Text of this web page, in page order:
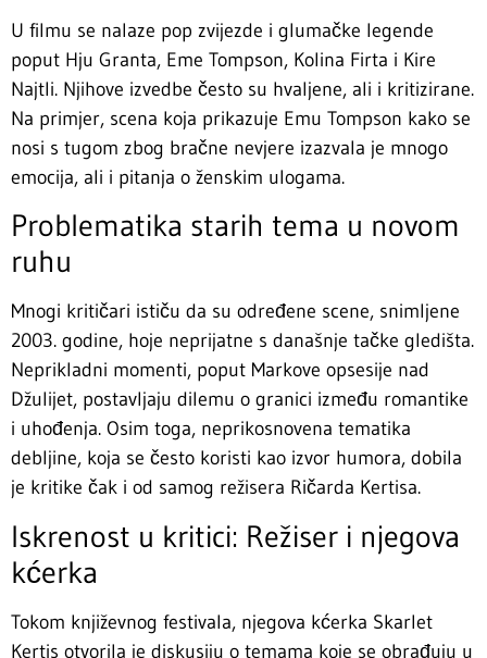
U filmu se nalaze pop zvijezde i glumačke legende
poput Hju Granta, Eme Tompson, Kolina Firta i Kire
Najtli. Njihove izvedbe često su hvaljene, ali i kritizirane.
Na primjer, scena koja prikazuje Emu Tompson kako se
nosi s tugom zbog bračne nevjere izazvala je mnogo
emocija, ali i pitanja o ženskim ulogama.
Problematika starih tema u novom
ruhu
Mnogi kritičari ističu da su određene scene, snimljene
2003. godine, hoje neprijatne s današnje tačke gledišta.
Neprikladni momenti, poput Markove opsesije nad
Džulijet, postavljaju dilemu o granici između romantike
i uhođenja. Osim toga, neprikosnovena tematika
debljine, koja se često koristi kao izvor humora, dobila
je kritike čak i od samog režisera Ričarda Kertisa.
Iskrenost u kritici: Režiser i njegova
kćerka
Tokom književnog festivala, njegova kćerka Skarlet
Kertis otvorila je diskusiju o temama koje se obrađuju u